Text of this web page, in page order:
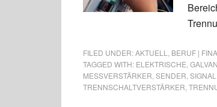
FILED UNDER:AKTUELL BERUF |
TAGGED WITH: ELEKTRISCHE
MESSVERSTÄRKER SENDER
TRENNSCHALTVERSTÄRKER